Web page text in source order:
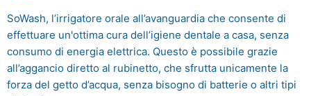
SoWash, l’irrigatore orale all’avanguardia che consente di
effettuare un'ottima cura dell’igiene dentale a casa, senza
consumo di energia elettrica. Questo è possibile grazie
all’aggancio diretto al rubinetto, che sfrutta unicamente la
forza del getto d’acqua, senza bisogno di batterie o altri tipi